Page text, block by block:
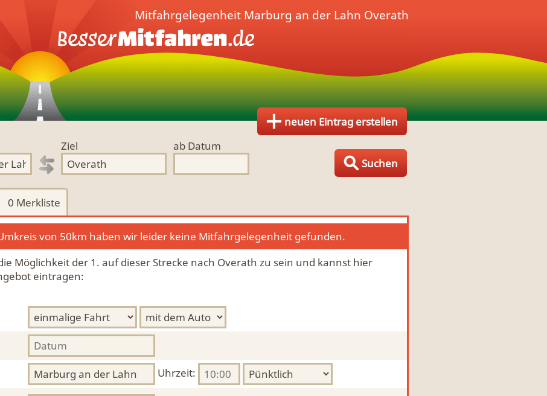
neuen Eintrag erstellen
Ziel
ab Datum
Suchen
Mitfahrgelegenheit Marburg an der Lahn Overath
0 Merkliste
von 50km haben wir leider keine Mitfahrgelegenheit gefunden.
Möglichkeit der 1. auf dieser Strecke nach Overath zu sein und kannst hier
eintragen:
Uhrzeit: